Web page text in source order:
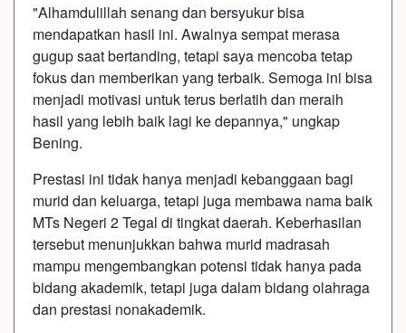
"Alhamdulillah senang dan bersyukur bisa
mendapatkan hasil ini. Awalnya sempat merasa
gugup saat bertanding, tetapi saya mencoba tetap
fokus dan memberikan yang terbaik. Semoga ini bisa
menjadi motivasi untuk terus berlatih dan meraih
hasil yang lebih baik lagi ke depannya," ungkap
Bening.
Prestasi ini tidak hanya menjadi kebanggaan bagi
murid dan keluarga, tetapi juga membawa nama baik
MTs Negeri 2 Tegal di tingkat daerah. Keberhasilan
tersebut menunjukkan bahwa murid madrasah
mampu mengembangkan potensi tidak hanya pada
bidang akademik, tetapi juga dalam bidang olahraga
dan prestasi nonakademik.